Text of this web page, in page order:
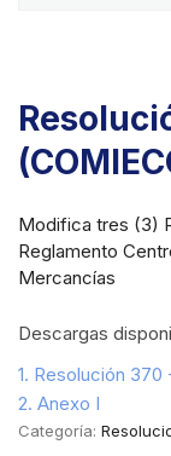
Modifica tres (3)
Reglamento
Mercancías
Descargas
1. Resolución 370
2. Anexo I
Categoría: